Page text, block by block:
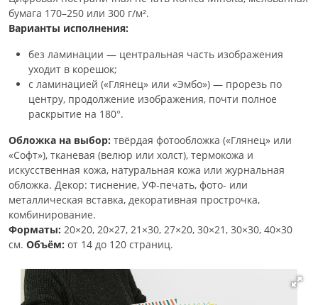
бумага 170–250 или 300 г/м².
Варианты исполнения:
без ламинации — центральная часть изображения
уходит в корешок;
с ламинацией («Глянец» или «Эмбо») — прорезь по
центру, продолжение изображения, почти полное
раскрытие на 180°.
Обложка на выбор: твёрдая фотообложка («Глянец» или
«Софт»), тканевая (велюр или холст), термокожа и
искусственная кожа, натуральная кожа или журнальная
обложка. Декор: тиснение, УФ-печать, фото- или
металлическая вставка, декоративная прострочка,
комбинирование.
Форматы: 20×20, 20×27, 21×30, 27×20, 30×21, 30×30, 40×30
см. Объём: от 14 до 120 страниц.